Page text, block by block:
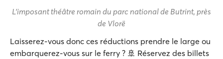
L'imposant théâtre romain du parc national de Butrint, près
de Vlorë
Laisserez-vous donc ces réductions prendre le large ou
embarquerez-vous sur le ferry ? 🚢 Réservez des billets